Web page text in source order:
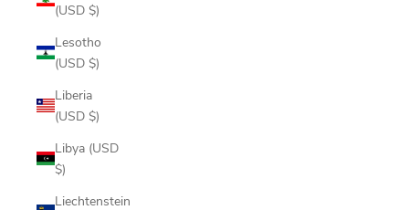
(USD $)
Lesotho
(USD $)
Liberia
(USD $)
Libya (USD
$)
Liechtenstein